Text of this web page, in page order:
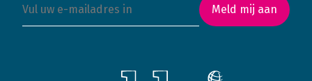
Meld mij aan